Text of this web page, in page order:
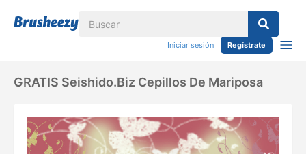
Iniciar sesión Regístrate
GRATIS Seishido.biz Cepillos De Mariposa